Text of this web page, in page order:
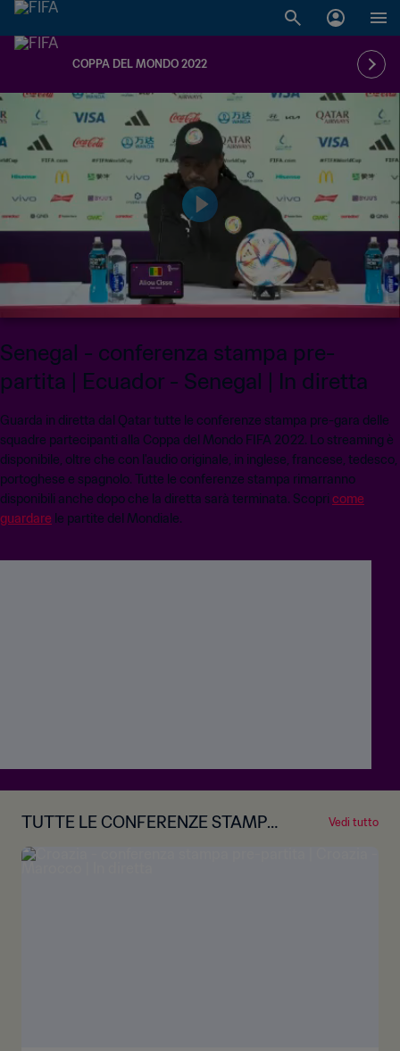
COPPA DEL MONDO 2022
Senegal - conferenza stampa pre-
partita | Ecuador - Senegal | In diretta
Guarda in diretta dal Qatar tutte le conferenze stampa pre-gara delle
squadre partecipanti alla Coppa del Mondo FIFA 2022. Lo streaming è
disponibile, oltre che con l'audio originale, in inglese, francese, tedesco,
portoghese e spagnolo. Tutte le conferenze stampa rimarranno
disponibili anche dopo che la diretta sarà terminata. Scopri come
guardare le partite del Mondiale.
TUTTE LE CONFERENZE STAMPA
PRE-GARA
Vedi tutto